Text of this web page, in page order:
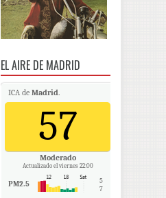
EL AIRE DE MADRID
ICA de Madrid.
57
Moderado
Actualizado el viernes 22:00
PM2.5
5
7